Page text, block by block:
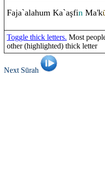
Faja`alahum Ka`aşfin Ma'k
Toggle thick letters. Most
other (highlighted) thick letter
Next Sūrah